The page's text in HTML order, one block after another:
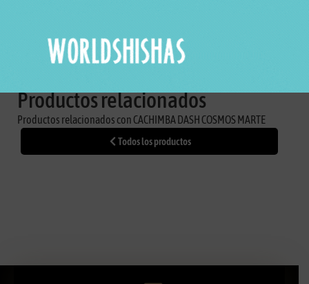
Productos relacionados
Productos relacionados con CACHIMBA DASH COSMOS MARTE
Todos los productos